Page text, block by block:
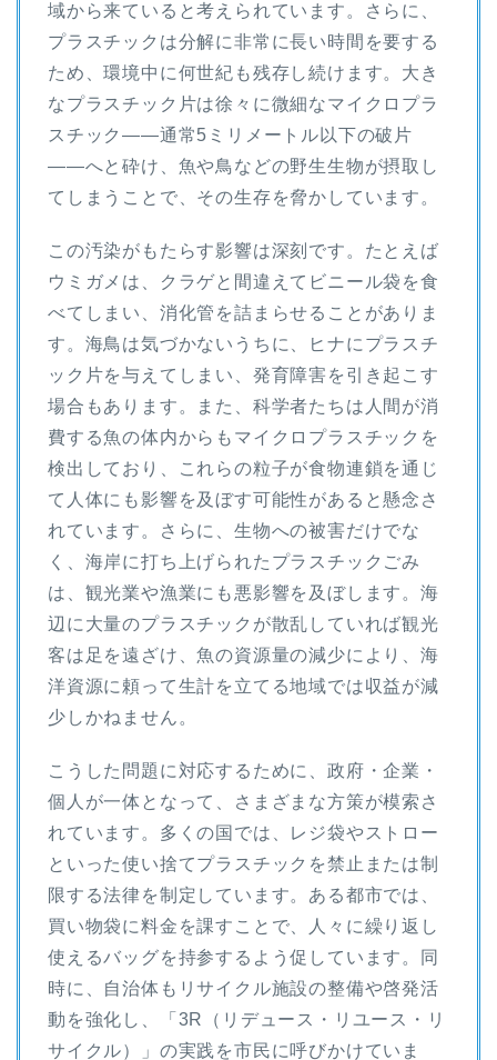
域から来ていると考えられています。さらに、
プラスチックは分解に非常に長い時間を要する
ため、環境中に何世紀も残存し続けます。大き
なプラスチック片は徐々に微細なマイクロプラ
スチック――通常5ミリメートル以下の破片
――へと砕け、魚や鳥などの野生生物が摂取し
てしまうことで、その生存を脅かしています。
この汚染がもたらす影響は深刻です。たとえば
ウミガメは、クラゲと間違えてビニール袋を食
べてしまい、消化管を詰まらせることがありま
す。海鳥は気づかないうちに、ヒナにプラスチ
ック片を与えてしまい、発育障害を引き起こす
場合もあります。また、科学者たちは人間が消
費する魚の体内からもマイクロプラスチックを
検出しており、これらの粒子が食物連鎖を通じ
て人体にも影響を及ぼす可能性があると懸念さ
れています。さらに、生物への被害だけでな
く、海岸に打ち上げられたプラスチックごみ
は、観光業や漁業にも悪影響を及ぼします。海
辺に大量のプラスチックが散乱していれば観光
客は足を遠ざけ、魚の資源量の減少により、海
洋資源に頼って生計を立てる地域では収益が減
少しかねません。
こうした問題に対応するために、政府・企業・
個人が一体となって、さまざまな方策が模索さ
れています。多くの国では、レジ袋やストロー
といった使い捨てプラスチックを禁止または制
限する法律を制定しています。ある都市では、
買い物袋に料金を課すことで、人々に繰り返し
使えるバッグを持参するよう促しています。同
時に、自治体もリサイクル施設の整備や啓発活
動を強化し、「3R（リデュース・リユース・リ
サイクル）」の実践を市民に呼びかけていま